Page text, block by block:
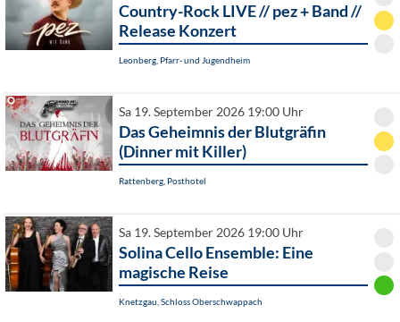
Country-Rock LIVE // pez + Band //
Release Konzert
Leonberg, Pfarr- und Jugendheim
Sa 19. September 2026 19:00 Uhr
Das Geheimnis der Blutgräfin
(Dinner mit Killer)
Rattenberg, Posthotel
Sa 19. September 2026 19:00 Uhr
Solina Cello Ensemble: Eine
magische Reise
Knetzgau, Schloss Oberschwappach